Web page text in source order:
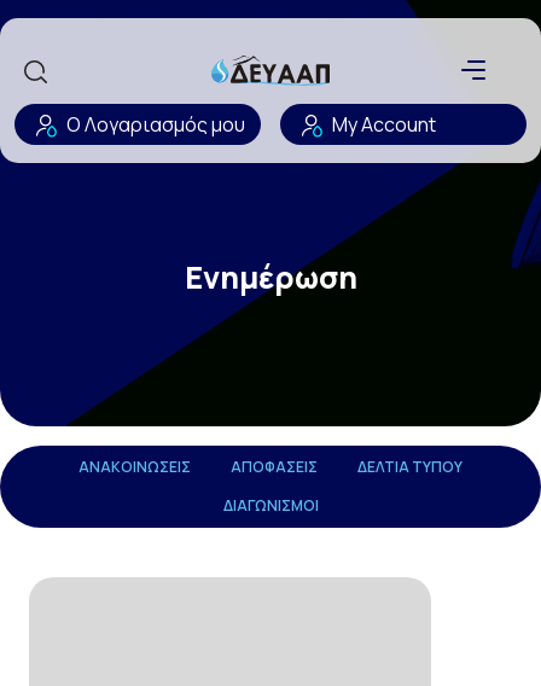
Ο Λογαριασμός μου My Account
Ενημέρωση
ΑΝΑΚΟΙΝΏΣΕΙΣ ΑΠΟΦΆΣΕΙΣ
ΔΕΛΤΊΑ ΤΎΠΟΥ
ΔΙΑΓΩΝΙΣΜΟΊ